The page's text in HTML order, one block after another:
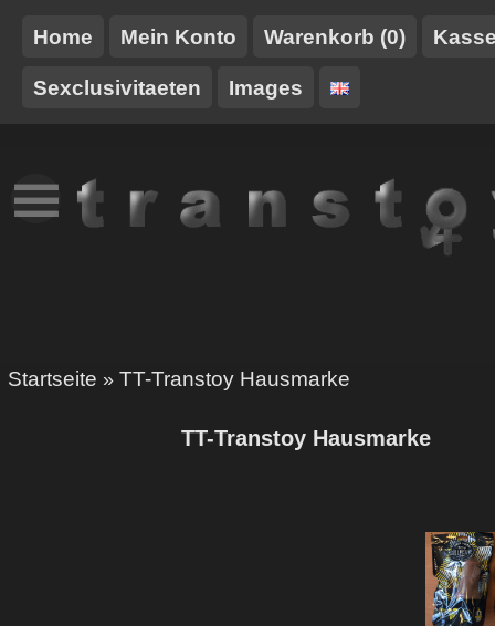
Home Mein Konto Warenkorb (0)
Sexclusivitaeten Images
NEUES
TT-
TRANSTOY
GURTE/HARNESSE
Startseite » TT-Transtoy Hausmarke
TT-Transtoy Hausmarke